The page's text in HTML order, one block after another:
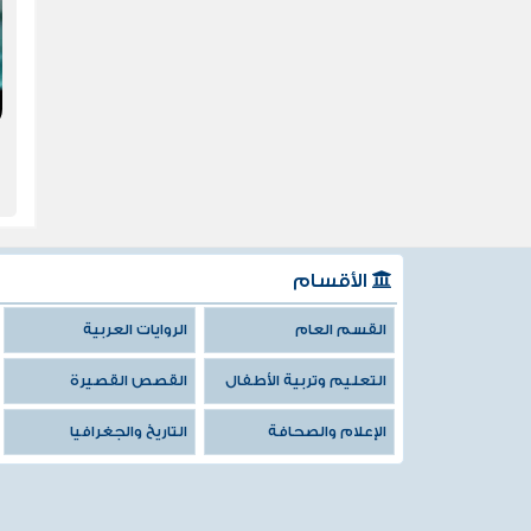
الأقسام
القسم العام الروايات العربية
التعليم وتربية الأطفال القصص القصيرة
الإعلام والصحافة التاريخ والجغرافيا